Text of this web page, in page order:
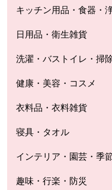
キッチン用品・食器・
日用品・衛生雑貨
洗濯・バストイレ・掃
健康・美容・コスメ
衣料品・衣料雑貨
寝具・タオル
インテリア・園芸・季
趣味・行楽・防災